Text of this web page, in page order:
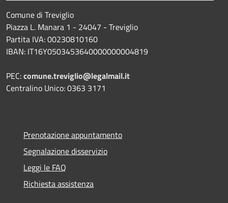
Comune di Treviglio
Piazza L. Manara 1 - 24047 - Treviglio
Partita IVA: 00230810160
IBAN: IT16Y0503453640000000004819
PEC:comune.treviglio@legalmail.it
Centralino Unico: 0363 3171
Prenotazione appuntamento
Segnalazione disservizio
Leggi le FAQ
Richiesta assistenza